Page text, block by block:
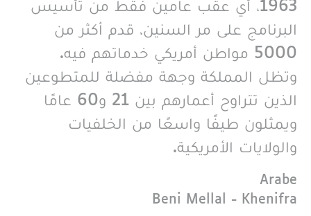
1963، أي عقب عامين فقط من تأسيس
البرنامج على مر السنين، قدم أكثر من
5000 مواطن أمريكي خدماتهم فيه.
وتظل المملكة وجهة مفضلة للمتطوعين
الذين تتراوح أعمارهم بين 21 و60 عامًا
ويمثلون طيفًا واسعًا من الخلفيات
والولايات الأمريكية.
Langue
Arabe
Région
Beni Mellal - Khenifra